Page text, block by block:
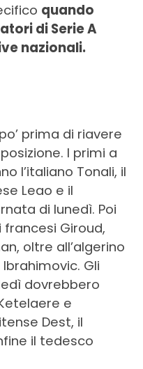
quando
di Serie A
nazionali.
prima di riavere
I primi a
l’italiano Tonali, il
Leao e il
di lunedì. Poi
Giroud,
oltre all’algerino
Gli
dovrebbero
e
Dest, il
il tedesco